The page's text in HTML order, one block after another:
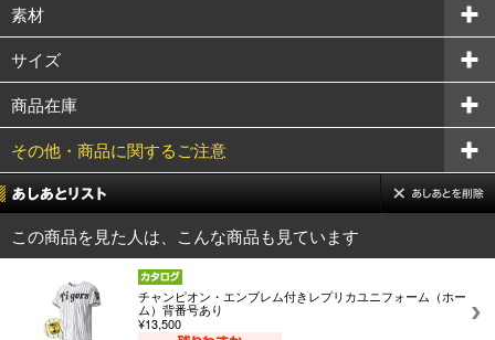
素材
サイズ
商品在庫
その他・商品に関するご注意
この商品を見た人は、こんな商品も見ています
チャンピオン・エンブレム付きレプリカユニフォーム（ホー
ム）背番号あり
¥13,500